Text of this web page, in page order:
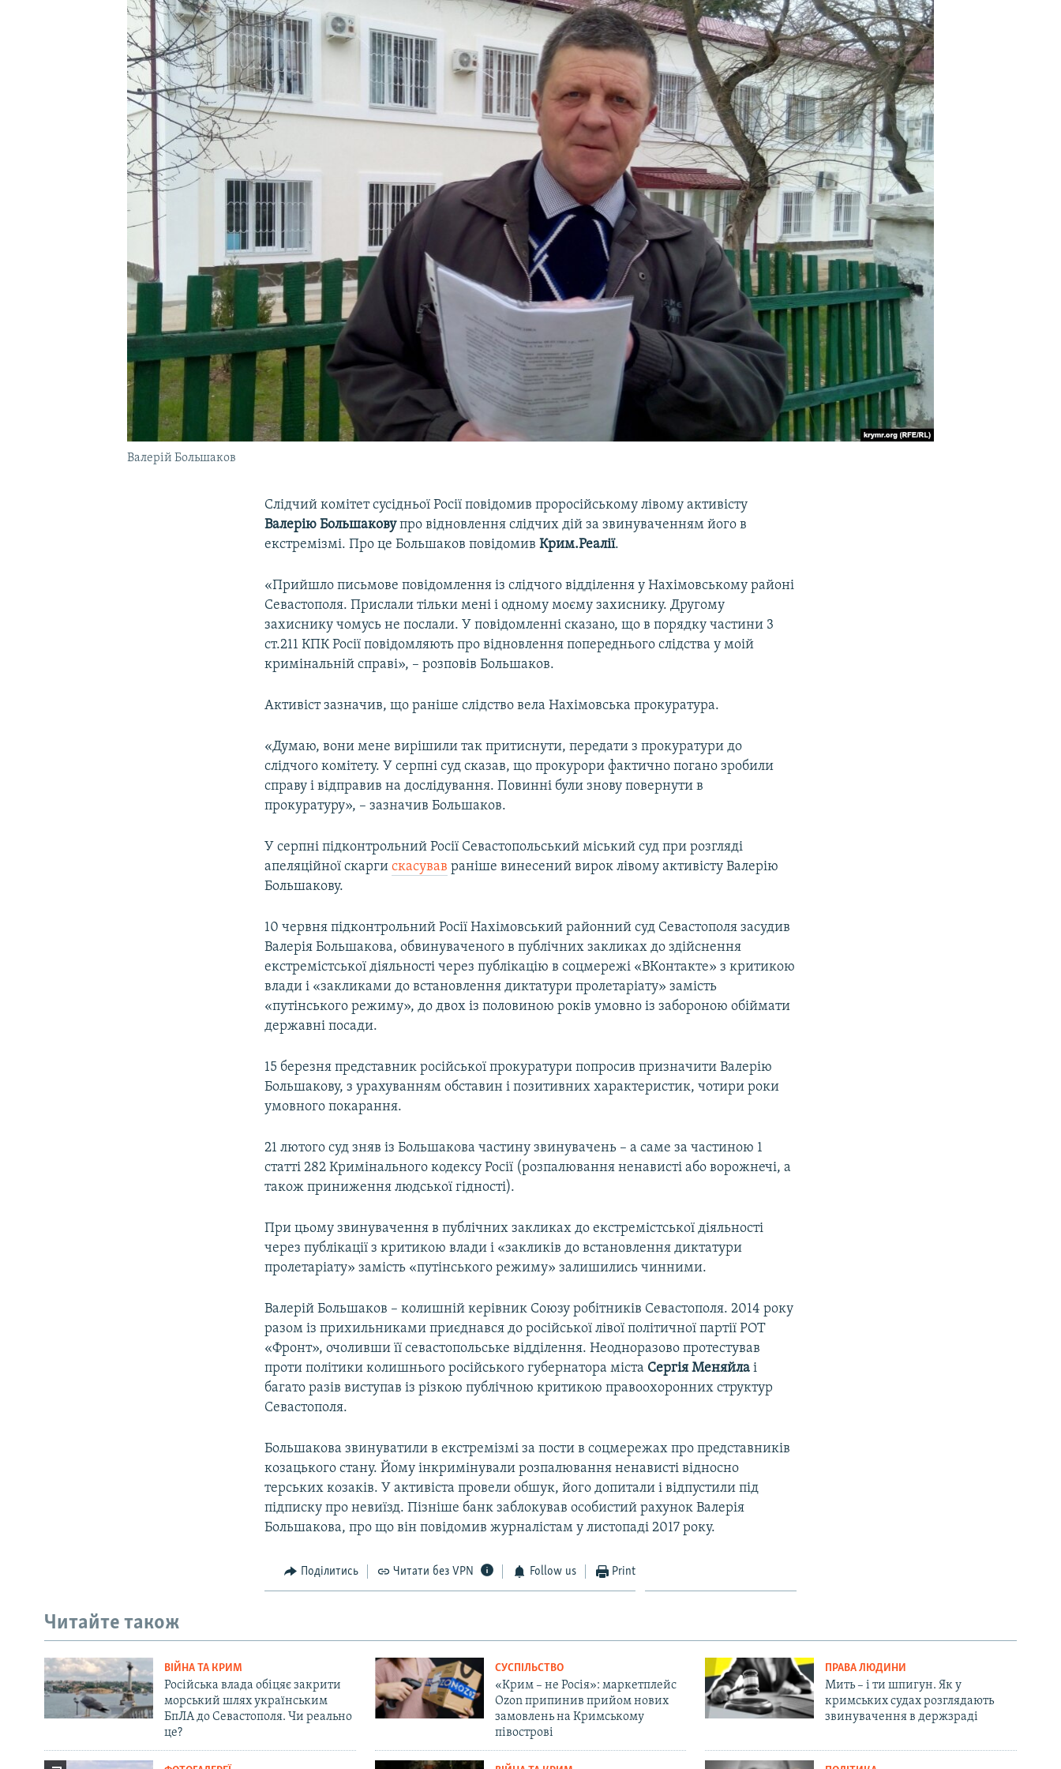
УКРАЇНСЬКА ПРОБЛЕМА КРИМУ
Валерій Большаков
Слідчий комітет сусідньої Росії повідомив проросійському лівому активісту
Валерію Большаковупро відновлення слідчих дій за звинуваченням його в
екстремізмі. Про це Большаков повідомивКрим.Реалії.
«Прийшло письмове повідомлення із слідчого відділення у Нахімовському районі
Севастополя. Прислали тільки мені і одному моєму захиснику. Другому
захиснику чомусь не послали. У повідомленні сказано, що в порядку частини 3
ст.211 КПК Росії повідомляють про відновлення попереднього слідства у моій
кримінальній справі», – розповів Большаков.
Активіст зазначив, що раніше слідство вела Нахімовська прокуратура.
«Думаю, вони мене вирішили так притиснути, передати з прокуратури до
слідчого комітету. У серпні суд сказав, що прокурори фактично погано зробили
справу і відправив на дослідування. Повинні були знову повернути в
прокуратуру», – зазначив Большаков.
У серпні підконтрольний Росії Севастопольський міський суд при розгляді
апеляційної скаргискасував раніше винесений вирок лівому активісту Валерію
Большакову.
10 червня підконтрольний Росії Нахімовський районний суд Севастополя засудив
Валерія Большакова, обвинуваченого в публічних закликах до здійснення
екстремістської діяльності через публікацію в соцмережі «ВКонтакте» з критикою
влади і «закликами до встановлення диктатури пролетаріату» замість
«путінського режиму», до двох із половиною років умовно із забороною обіймати
державні посади.
15 березня представник російської прокуратури попросив призначити Валерію
Большакову, з урахуванням обставин і позитивних характеристик, чотири роки
умовного покарання.
21 лютого суд зняв із Большакова частину звинувачень – а саме за частиною 1
статті 282 Кримінального кодексу Росії (розпалювання ненависті або ворожнечі, а
також приниження людської гідності).
При цьому звинувачення в публічних закликах до екстремістської діяльності
через публікації з критикою влади і «закликів до встановлення диктатури
пролетаріату» замість «путінського режиму» залишились чинними.
Валерій Большаков – колишній керівник Союзу робітників Севастополя. 2014 року
разом із прихильниками приєднався до російської лівої політичної партії РОТ
«Фронт», очоливши її севастопольське відділення. Неодноразово протестував
проти політики колишнього російського губернатора міста Сергія Меняйла і
багато разів виступав із різкою публічною критикою правоохоронних структур
Севастополя.
Большакова звинуватили в екстремізмі за пости в соцмережах про представників
козацького стану. Йому інкримінували розпалювання ненависті відносно
терських козаків. У активіста провели обшук, його допитали і відпустили під
підписку про невиїзд. Пізніше банк заблокував особистий рахунок Валерія
Большакова, про що він повідомив журналістам у листопаді 2017 року.
Поділитись Читати без VPN Follow us Print
Читайте також
ВІЙНА ТА КРИМ
Російська влада обіцяє закрити
морський шлях українським
БпЛА до Севастополя. Чи реально
це?
СУСПІЛЬСТВО
«Крим – не Росія»: маркетплейс
Ozon припинив прийом нових
замовлень на Кримському
півострові
ПРАВА ЛЮДИНИ
Мить – і ти шпигун. Як у
кримських судах розглядають
звинувачення в держзраді